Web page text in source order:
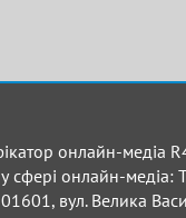
онлайн-медіа
сфері онлайн-
вул. Велика